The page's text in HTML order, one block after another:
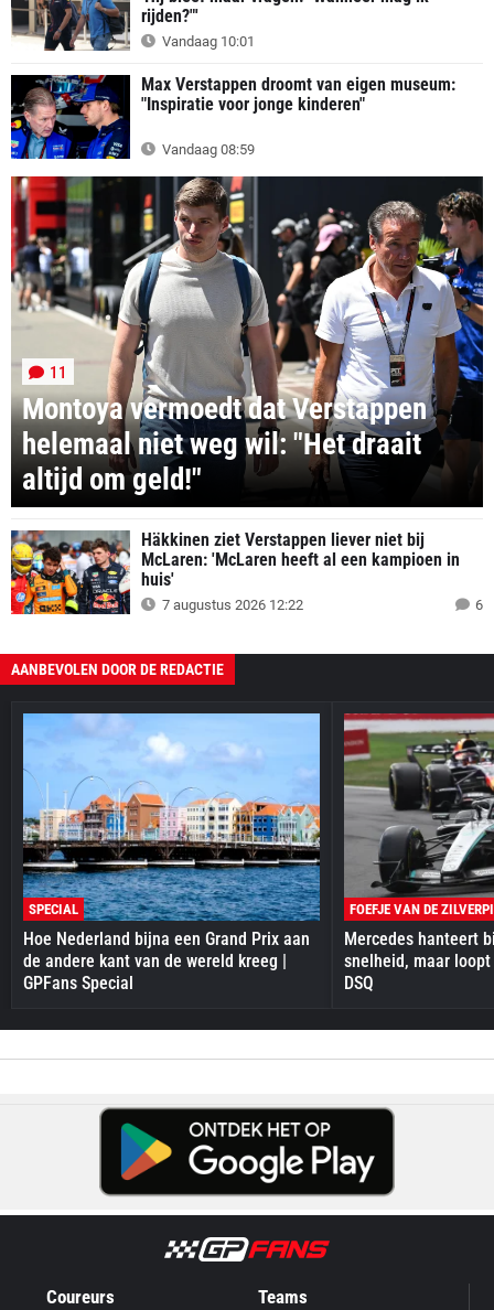
rijden?"'
Vandaag 10:01
Max Verstappen droomt van eigen museum:
"Inspiratie voor jonge kinderen"
Vandaag 08:59
Montoya vermoedt dat Verstappen
helemaal niet weg wil: "Het draait
altijd om geld!"
11
Häkkinen ziet Verstappen liever niet bij
McLaren: 'McLaren heeft al een kampioen in
huis'
7 augustus 2026 12:22 6
AANBEVOLEN DOOR DE REDACTIE
SPECIAL
Hoe Nederland bijna een Grand Prix aan
de andere kant van de wereld kreeg |
GPFans Special
FOEFJE VAN DE
Mercedes hanteert
snelheid, maar
DSQ
Coureurs Teams